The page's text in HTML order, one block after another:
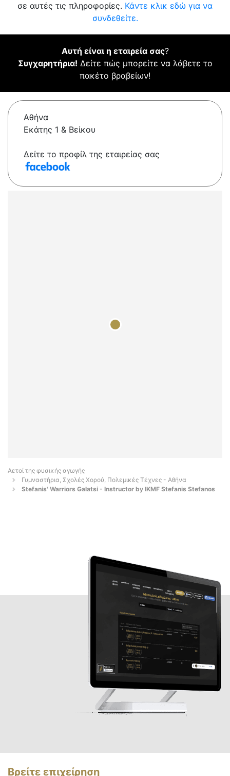
σε αυτές τις πληροφορίες. Κάντε κλικ εδώ για να
συνδεθείτε.
Αυτή είναι η εταιρεία σας?
Συγχαρητήρια! Δείτε πώς μπορείτε να λάβετε το
πακέτο βραβείων!
Αθήνα
Εκάτης 1 & Βείκου
Δείτε το προφίλ της εταιρείας σας
Αετοί της φυσικής αγωγής
Γυμναστήρια, Σχολές Χορού, Πολεμικές Τέχνες - Αθήνα
Stefanis' Warriors Galatsi - Instructor by IKMF Stefanis Stefanos
Βρείτε επιχείρηση